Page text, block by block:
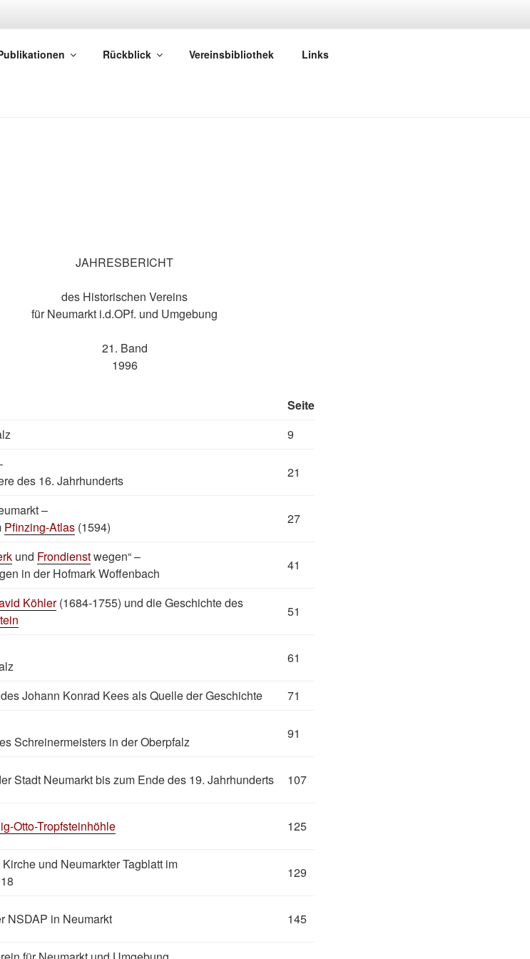
VEREIN
Rückblick Vereinsbibliothek Links
JAHRESBERICHT
des Historischen Vereins
für Neumarkt i.d.OPf. und Umgebung
21. Band
1996
Seite
9
des 16. Jahrhunderts
21
–
Pfinzing-Atlas (1594)
27
und Frondienstwegen“ –
in der Hofmark Woffenbach
41
Köhler(1684-1755) und die Geschichte des
51
61
Johann Konrad Kees als Quelle der Geschichte 71
Schreinermeisters in der Oberpfalz
91
Stadt Neumarkt bis zum Ende des 19. Jahrhunderts 107
Otto-Tropfsteinhöhle 125
und Neumarkter Tagblatt im
129
NSDAP in Neumarkt 145